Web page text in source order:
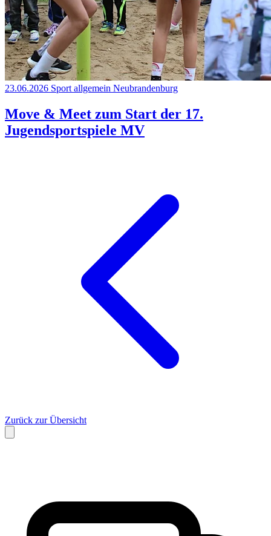
23.06.2026 Sport allgemein Neubrandenburg
Move & Meet zum Start der 17.
Jugendsportspiele MV
Zurück zur Übersicht